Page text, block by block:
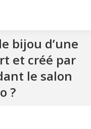
bijou d’une
et créé par
le salon
?